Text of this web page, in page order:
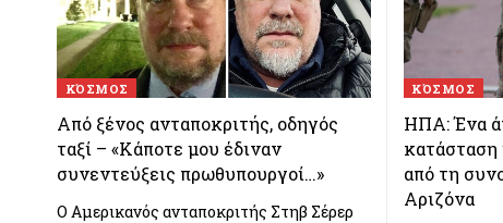
ΚΌΣΜΟΣ
Από ξένος ανταποκριτής, οδηγός
ταξί – «Κάποτε μου έδιναν
συνεντεύξεις πρωθυπουργοί…»
Ο Αμερικανός ανταποκριτής Στηβ Σέρερ
ΚΌΣΜΟΣ
ΗΠΑ: Ένα
κατάσταση
από τη
Αριζόνα